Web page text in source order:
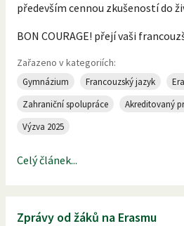
především cennou zkušeností do
BON COURAGE! přejí vaši
Zařazeno v kategoriích:
Gymnázium Francouzský jazyk
Zahraniční spolupráce
Akreditovaný
Výzva 2025
Celý článek...
Zprávy od žáků na Erasmu